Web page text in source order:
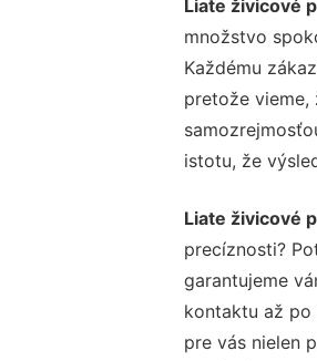
Liate živicové
množstvo
Každému
pretože vieme,
istotu, že
Liate živicové
precíznosti?
garantujeme
kontaktu až po
pre vás nielen